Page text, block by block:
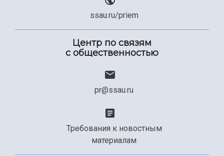
ssau.ru/priem
Центр по связям
с общественностью
pr@ssau.ru
Требования к новостным
материалам